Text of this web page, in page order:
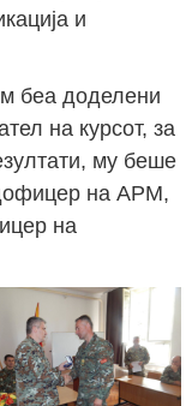
и
беа доделени
на курсот, за
му беше
на АРМ,
на